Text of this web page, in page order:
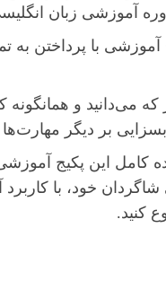
آموزشی زبان
بسزایی بر دیگر مهارت‌ها
کنید.